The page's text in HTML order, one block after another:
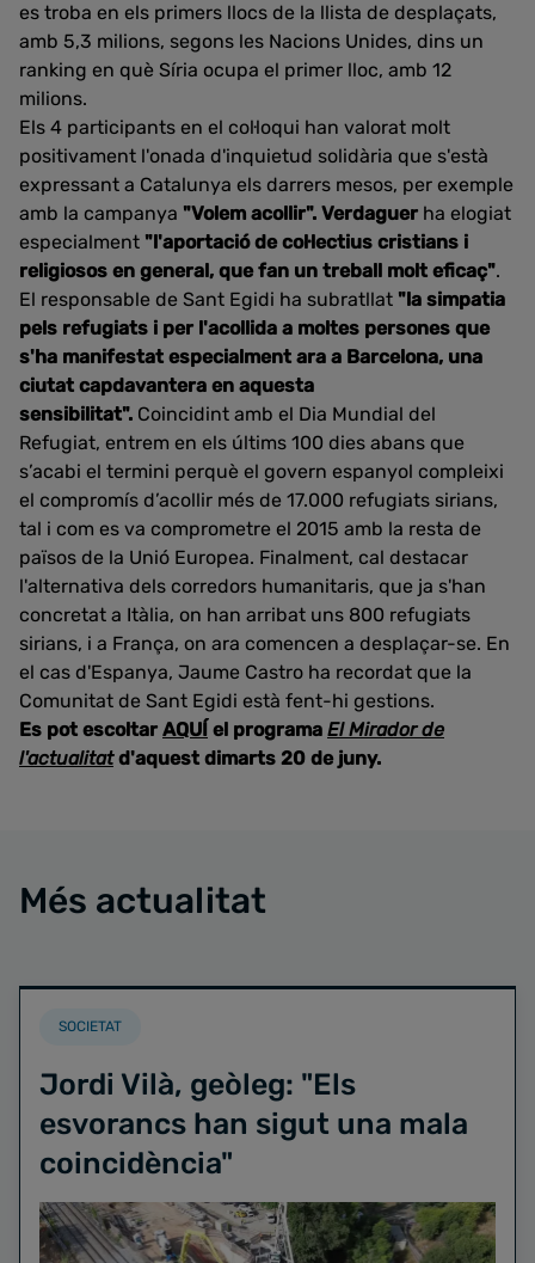
es troba en els primers llocs de la llista de desplaçats,
amb 5,3 milions, segons les Nacions Unides, dins un
ranking en què Síria ocupa el primer lloc, amb 12
milions.
Els 4 participants en el col·loqui han valorat molt
positivament l'onada d'inquietud solidària que s'està
expressant a Catalunya els darrers mesos, per exemple
amb la campanya "Volem acollir". Verdaguer ha elogiat
especialment "l'aportació de col·lectius cristians i
religiosos en general, que fan un treball molt eficaç".
El responsable de Sant Egidi ha subratllat "la simpatia
pels refugiats i per l'acollida a moltes persones que
s'ha manifestat especialment ara a Barcelona, una
ciutat capdavantera en aquesta
sensibilitat". Coincidint amb el Dia Mundial del
Refugiat, entrem en els últims 100 dies abans que
s’acabi el termini perquè el govern espanyol compleixi
el compromís d’acollir més de 17.000 refugiats sirians,
tal i com es va comprometre el 2015 amb la resta de
països de la Unió Europea. Finalment, cal destacar
l'alternativa dels corredors humanitaris, que ja s'han
concretat a Itàlia, on han arribat uns 800 refugiats
sirians, i a França, on ara comencen a desplaçar-se. En
el cas d'Espanya, Jaume Castro ha recordat que la
Comunitat de Sant Egidi està fent-hi gestions.
Es pot escoltar AQUÍ el programa El Mirador de
l'actualitatd'aquest dimarts 20 de juny.
Més actualitat
SOCIETAT
Jordi Vilà, geòleg: "Els
esvorancs han sigut una mala
coincidència"